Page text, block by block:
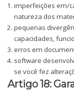
imperfeições em/
natureza dos
pequenas
capacidades,
erros em
software
se você fez
Artigo 18: